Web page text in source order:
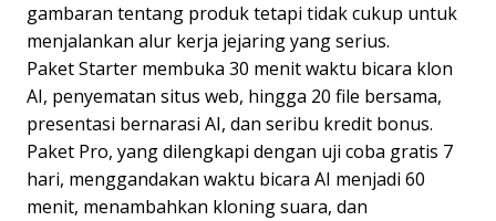
gambaran tentang produk tetapi tidak cukup untuk
menjalankan alur kerja jejaring yang serius.
Paket Starter membuka 30 menit waktu bicara klon
AI, penyematan situs web, hingga 20 file bersama,
presentasi bernarasi AI, dan seribu kredit bonus.
Paket Pro, yang dilengkapi dengan uji coba gratis 7
hari, menggandakan waktu bicara AI menjadi 60
menit, menambahkan kloning suara, dan